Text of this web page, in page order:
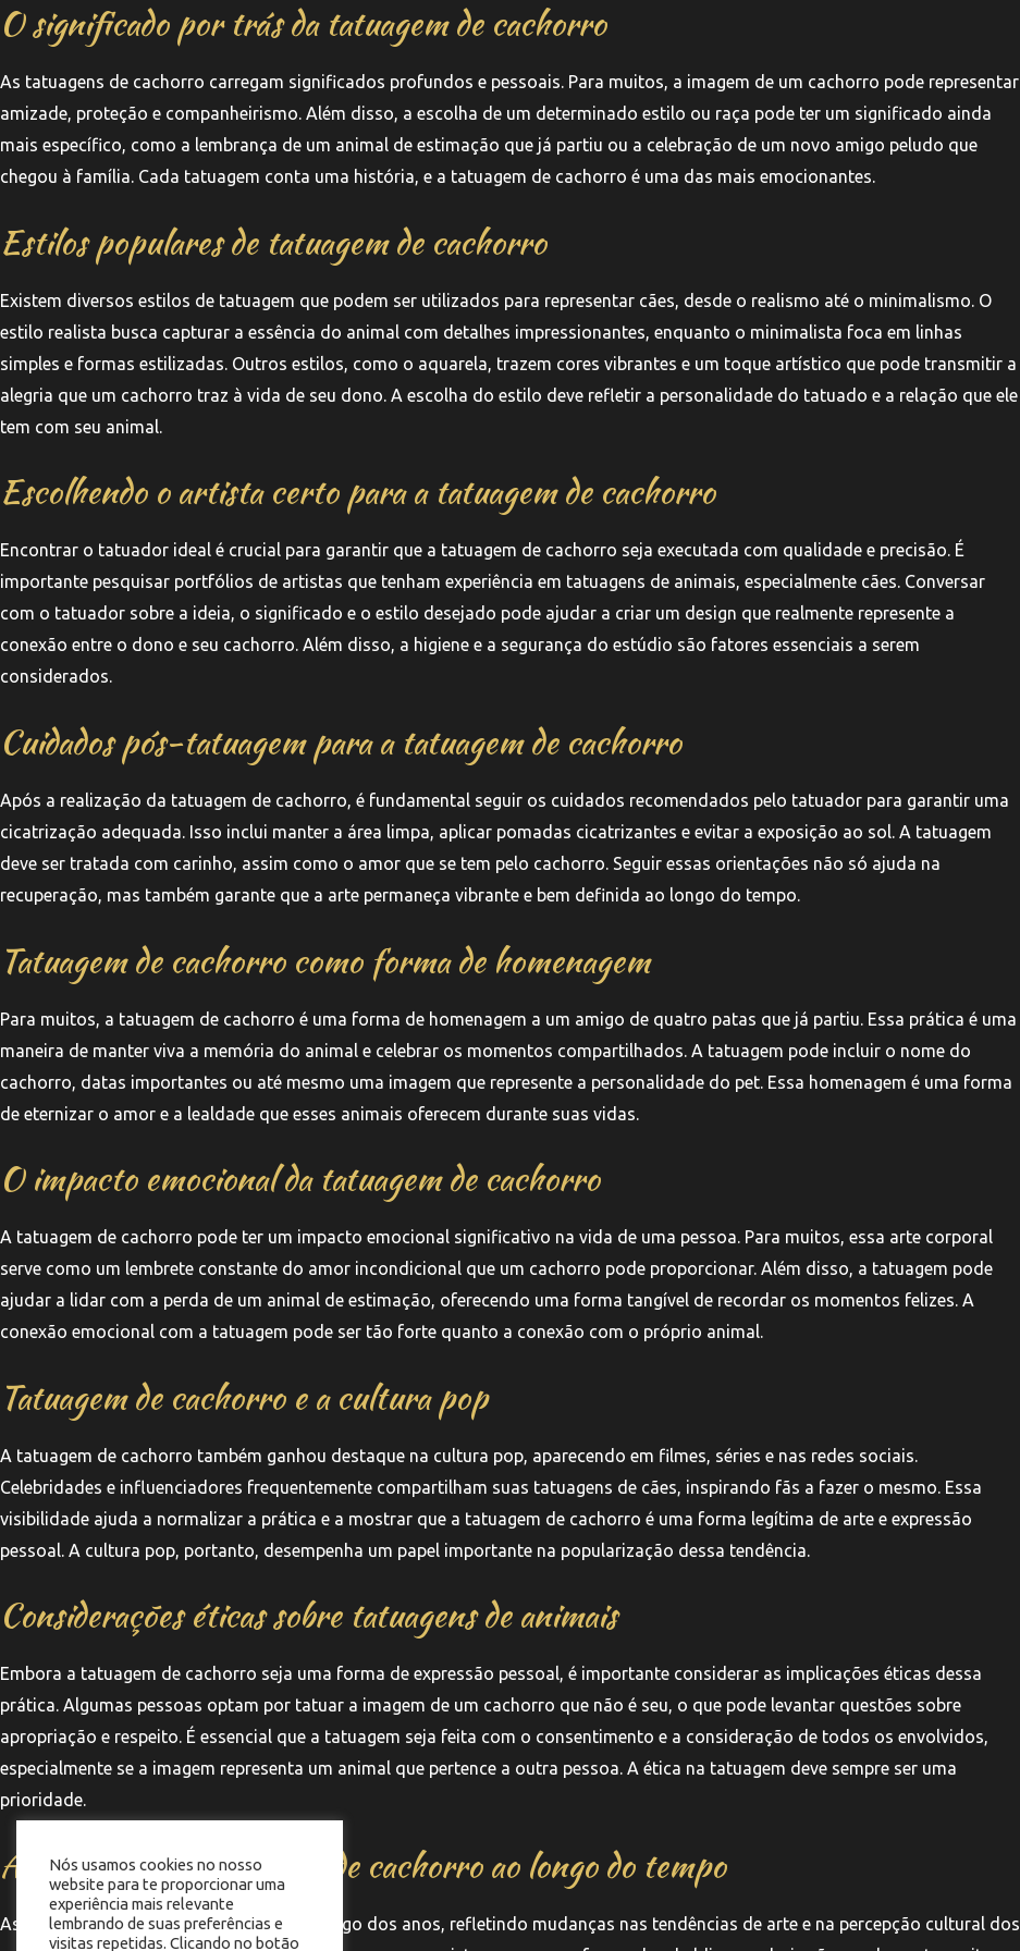
O significado por trás da tatuagem de cachorro
As tatuagens de cachorro carregam significados profundos e pessoais. Para muitos, a imagem de um cachorro pode representar
amizade, proteção e companheirismo. Além disso, a escolha de um determinado estilo ou raça pode ter um significado ainda
mais específico, como a lembrança de um animal de estimação que já partiu ou a celebração de um novo amigo peludo que
chegou à família. Cada tatuagem conta uma história, e a tatuagem de cachorro é uma das mais emocionantes.
Estilos populares de tatuagem de cachorro
Existem diversos estilos de tatuagem que podem ser utilizados para representar cães, desde o realismo até o minimalismo. O
estilo realista busca capturar a essência do animal com detalhes impressionantes, enquanto o minimalista foca em linhas
simples e formas estilizadas. Outros estilos, como o aquarela, trazem cores vibrantes e um toque artístico que pode transmitir a
alegria que um cachorro traz à vida de seu dono. A escolha do estilo deve refletir a personalidade do tatuado e a relação que ele
tem com seu animal.
Escolhendo o artista certo para a tatuagem de cachorro
Encontrar o tatuador ideal é crucial para garantir que a tatuagem de cachorro seja executada com qualidade e precisão. É
importante pesquisar portfólios de artistas que tenham experiência em tatuagens de animais, especialmente cães. Conversar
com o tatuador sobre a ideia, o significado e o estilo desejado pode ajudar a criar um design que realmente represente a
conexão entre o dono e seu cachorro. Além disso, a higiene e a segurança do estúdio são fatores essenciais a serem
considerados.
Cuidados pós-tatuagem para a tatuagem de cachorro
Após a realização da tatuagem de cachorro, é fundamental seguir os cuidados recomendados pelo tatuador para garantir uma
cicatrização adequada. Isso inclui manter a área limpa, aplicar pomadas cicatrizantes e evitar a exposição ao sol. A tatuagem
deve ser tratada com carinho, assim como o amor que se tem pelo cachorro. Seguir essas orientações não só ajuda na
recuperação, mas também garante que a arte permaneça vibrante e bem definida ao longo do tempo.
Tatuagem de cachorro como forma de homenagem
Para muitos, a tatuagem de cachorro é uma forma de homenagem a um amigo de quatro patas que já partiu. Essa prática é uma
maneira de manter viva a memória do animal e celebrar os momentos compartilhados. A tatuagem pode incluir o nome do
cachorro, datas importantes ou até mesmo uma imagem que represente a personalidade do pet. Essa homenagem é uma forma
de eternizar o amor e a lealdade que esses animais oferecem durante suas vidas.
O impacto emocional da tatuagem de cachorro
A tatuagem de cachorro pode ter um impacto emocional significativo na vida de uma pessoa. Para muitos, essa arte corporal
serve como um lembrete constante do amor incondicional que um cachorro pode proporcionar. Além disso, a tatuagem pode
ajudar a lidar com a perda de um animal de estimação, oferecendo uma forma tangível de recordar os momentos felizes. A
conexão emocional com a tatuagem pode ser tão forte quanto a conexão com o próprio animal.
Tatuagem de cachorro e a cultura pop
A tatuagem de cachorro também ganhou destaque na cultura pop, aparecendo em filmes, séries e nas redes sociais.
Celebridades e influenciadores frequentemente compartilham suas tatuagens de cães, inspirando fãs a fazer o mesmo. Essa
visibilidade ajuda a normalizar a prática e a mostrar que a tatuagem de cachorro é uma forma legítima de arte e expressão
pessoal. A cultura pop, portanto, desempenha um papel importante na popularização dessa tendência.
Considerações éticas sobre tatuagens de animais
Embora a tatuagem de cachorro seja uma forma de expressão pessoal, é importante considerar as implicações éticas dessa
prática. Algumas pessoas optam por tatuar a imagem de um cachorro que não é seu, o que pode levantar questões sobre
apropriação e respeito. É essencial que a tatuagem seja feita com o consentimento e a consideração de todos os envolvidos,
especialmente se a imagem representa um animal que pertence a outra pessoa. A ética na tatuagem deve sempre ser uma
prioridade.
A evolução das tatuagens de cachorro ao longo do tempo
As tatuagens de cachorro evoluíram ao longo dos anos, refletindo mudanças nas tendências de arte e na percepção cultural dos
Nós usamos cookies no nosso
website para te proporcionar uma
experiência mais relevante
lembrando de suas preferências e
visitas repetidas. Clicando no botão